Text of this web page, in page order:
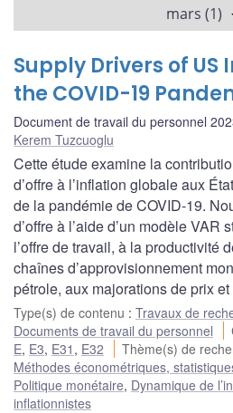
mars (1)
Supply Drivers of US
the COVID-19
Document de travail du personnel
Kerem Tuzcuoglu
Cette étude examine la
d’offre à l’inflation globale aux
de la pandémie de COVID-19.
d’offre à l’aide d’un modèle VAR
l’offre de travail, à la productivité
chaînes d’approvisionnement
pétrole, aux majorations de prix
Type(s) de contenu : Travaux de
Documents de travail du personnel
E, E3, E31 , E32 Thème(s) de
Méthodes économétriques,
Politique monétaire, Dynamique de
inflationnistes